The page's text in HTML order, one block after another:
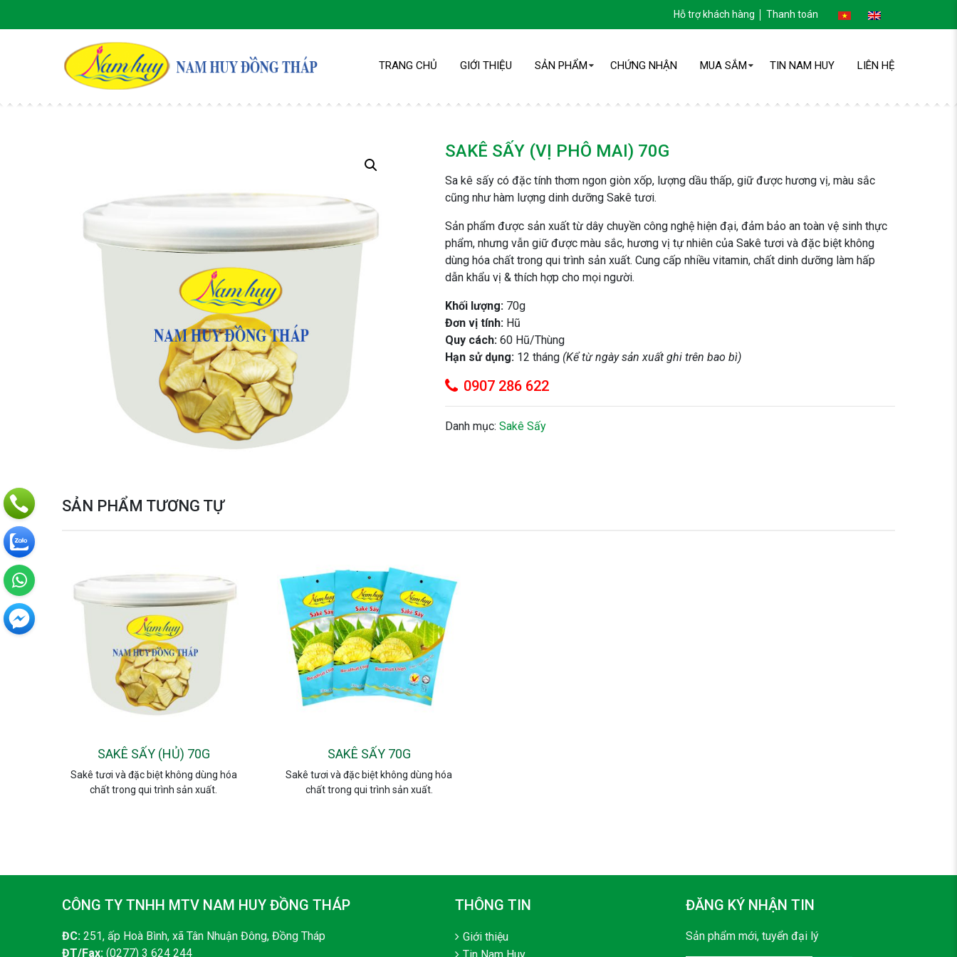
Hỗ trợ khách hàng Thanh toán
TRANG CHỦ GIỚI THIỆU SẢN PHẨM CHỨNG NHẬN MUA SẮM TIN NAM HUY LIÊN HỆ
SAKÊ SẤY (VỊ PHÔ MAI) 70G
Trang chủ Sản phẩm/ Sakê Sấy (vị Phô Mai) 70g
SAKÊ SẤY (VỊ PHÔ MAI) 70G
Sa kê sấy có đặc tính thơm ngon giòn xốp, lượng dầu thấp, giữ được hương vị, màu sắc
cũng như hàm lượng dinh dưỡng Sakê tươi.
Sản phẩm được sản xuất từ dây chuyền công nghệ hiện đại, đảm bảo an toàn vệ sinh thực
phẩm, nhưng vẫn giữ được màu sắc, hương vị tự nhiên của Sakê tươi và đặc biệt không
dùng hóa chất trong qui trình sản xuất. Cung cấp nhiều vitamin, chất dinh dưỡng làm hấp
dẫn khẩu vị & thích hợp cho mọi người.
Khối lượng: 70g
Đơn vị tính: Hũ
Quy cách: 60 Hũ/Thùng
Hạn sử dụng: 12 tháng (Kể từ ngày sản xuất ghi trên bao bì)
0907 286 622
Danh mục:Sakê Sấy
SẢN PHẨM TƯƠNG TỰ
SAKÊ SẤY (HỦ) 70G
Sakê tươi và đặc biệt không dùng hóa
chất trong qui trình sản xuất.
SAKÊ SẤY 70G
Sakê tươi và đặc biệt không dùng hóa
chất trong qui trình sản xuất.
CÔNG TY TNHH MTV NAM HUY ĐỒNG THÁP
ĐC: 251, ấp Hoà Bình, xã Tân Nhuận Đông, Đồng Tháp
ĐT/Fax: (0277) 3 624 244
THÔNG TIN
Giới thiệu
Tin Nam Huy
ĐĂNG KÝ NHẬN TIN
Sản phẩm mới, tuyển đại lý